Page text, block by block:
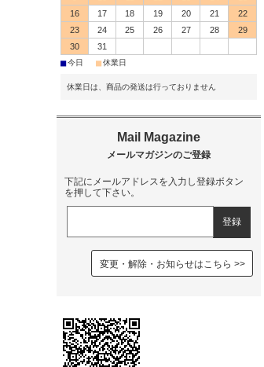
16
17 18 19 20 21
22
23
24 25 26 27 28
29
30
31
■今日 ■休業日
休業日は、商品の発送は行っておりません
下記にメールアドレスを入力し登録ボタン
を押して下さい。
変更・解除・お知らせはこちら